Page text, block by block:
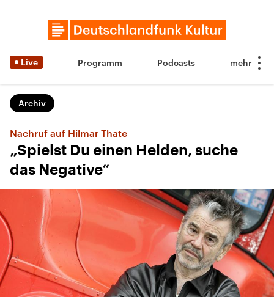
Live Programm Podcasts
Archiv
Nachruf auf Hilmar Thate
„Spielst Du einen Helden, suche
das Negative“